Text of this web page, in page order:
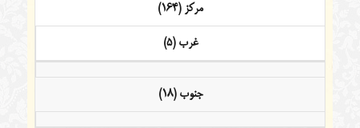
مرکز (164)
غرب (5)
جنوب (18)